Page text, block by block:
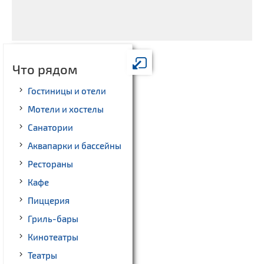
Что рядом
Гостиницы и отели
Мотели и хостелы
Санатории
Аквапарки и бассейны
Рестораны
Кафе
Пиццерия
Гриль-бары
Кинотеатры
Театры